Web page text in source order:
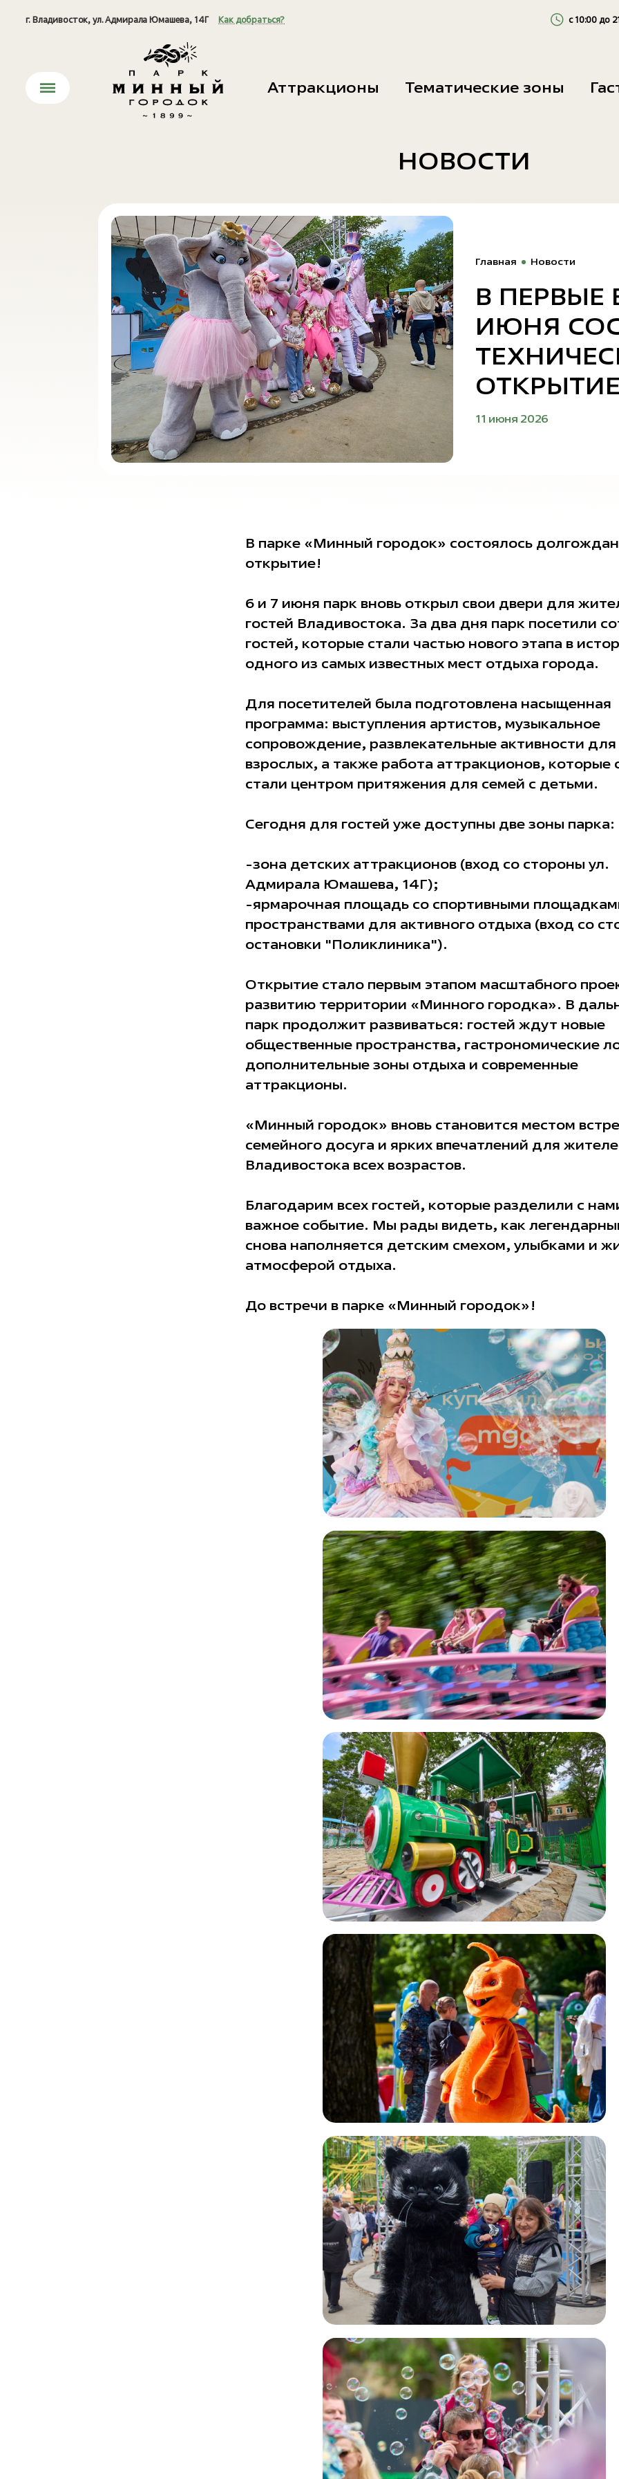
г. Владивосток, ул. Адмирала Юмашева, 14Г Как добраться? с 10:00 до
Выходные
Аттракционы Тематические зоны
НОВОСТИ
Главная Новости
В
ИЮНЯ
11 июня 2026
В парке «Минный городок» состоялось
открытие!
6 и 7 июня парк вновь открыл свои двери для
гостей Владивостока. За два дня парк посетили
гостей, которые стали частью нового этапа в
одного из самых известных мест отдыха города.
Для посетителей была подготовлена насыщенная
программа: выступления артистов, музыкальное
сопровождение, развлекательные активности
взрослых, а также работа аттракционов, которые
стали центром притяжения для семей с детьми.
Сегодня для гостей уже доступны две зоны парка:
-зона детских аттракционов (вход со стороны ул.
Адмирала Юмашева, 14Г);
-ярмарочная площадь со спортивными
пространствами для активного отдыха (вход со
остановки "Поликлиника").
Открытие стало первым этапом масштабного
развитию территории «Минного городка». В
парк продолжит развиваться: гостей ждут новые
общественные пространства, гастрономические
дополнительные зоны отдыха и современные
аттракционы.
«Минный городок» вновь становится местом
семейного досуга и ярких впечатлений для
Владивостока всех возрастов.
Благодарим всех гостей, которые разделили с
важное событие. Мы рады видеть, как
снова наполняется детским смехом, улыбками и
атмосферой отдыха.
До встречи в парке «Минный городок»!